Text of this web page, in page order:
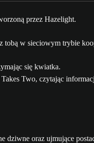
przez Hazelight.
tobą w sieciowym trybie
Two, czytając
oraz ujmujące